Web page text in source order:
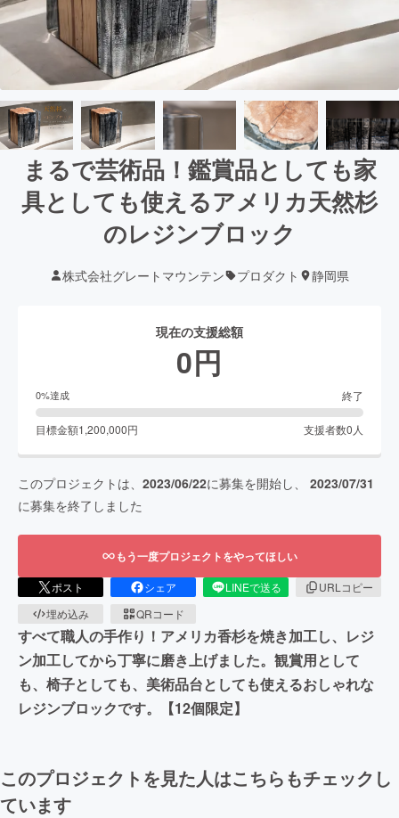
まるで芸術品！鑑賞品としても家
具としても使えるアメリカ天然杉
のレジンブロック
株式会社グレートマウンテン プロダクト 静岡県
現在の支援総額
0円
0%達成 終了
目標金額1,200,000円 支援者数0 人
このプロジェクトは、 2023/06/22に募集を開始し、 2023/07/31
に募集を終了しました
もう一度プロジェクトをやってほしい
ポスト シェア LINEで送る
URLコピー
埋め込み
QRコード
すべて職人の手作り！アメリカ香杉を焼き加工し、レジ
ン加工してから丁寧に磨き上げました。観賞用として
も、椅子としても、美術品台としても使えるおしゃれな
レジンブロックです。【12個限定】
このプロジェクトを見た人はこちらもチェックし
ています